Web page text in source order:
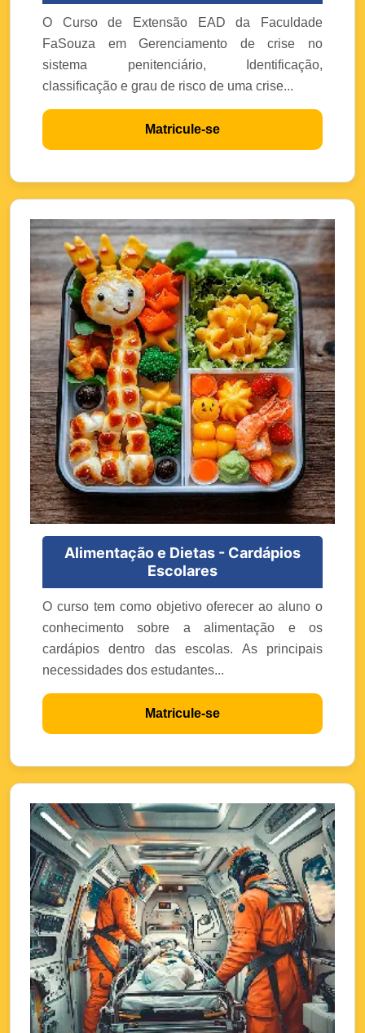
O Curso de Extensão EAD da Faculdade
FaSouza em Gerenciamento de crise no
sistema penitenciário, Identificação,
classificação e grau de risco de uma crise...
Matricule-se
Alimentação e Dietas - Cardápios
Escolares
O curso tem como objetivo oferecer ao aluno o
conhecimento sobre a alimentação e os
cardápios dentro das escolas. As principais
necessidades dos estudantes...
Matricule-se